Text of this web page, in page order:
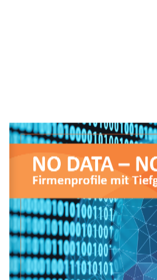
NO DATA –
Firmenprofile mit